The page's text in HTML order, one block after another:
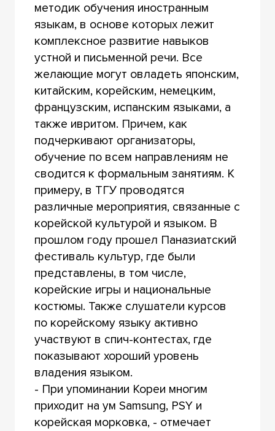
методик обучения иностранным
языкам, в основе которых лежит
комплексное развитие навыков
устной и письменной речи. Все
желающие могут овладеть японским,
китайским, корейским, немецким,
французским, испанским языками, а
также ивритом. Причем, как
подчеркивают организаторы,
обучение по всем направлениям не
сводится к формальным занятиям. К
примеру, в ТГУ проводятся
различные мероприятия, связанные с
корейской культурой и языком. В
прошлом году прошел Паназиатский
фестиваль культур, где были
представлены, в том числе,
корейские игры и национальные
костюмы. Также слушатели курсов
по корейскому языку активно
участвуют в спич-контестах, где
показывают хороший уровень
владения языком.
- При упоминании Кореи многим
приходит на ум Samsung, PSY и
корейская морковка, - отмечает